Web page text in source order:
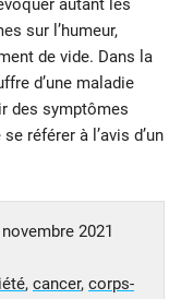
autant les
sur l’humeur,
de vide. Dans la
d’une maladie
des symptômes
référer à l’avis d’un
2021
, cancer, corps-